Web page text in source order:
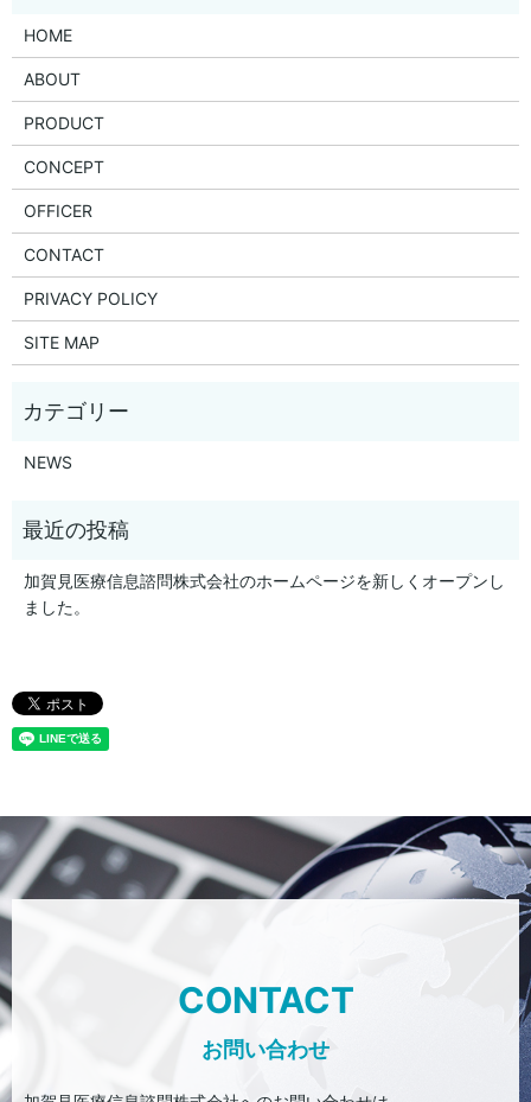
HOME
ABOUT
PRODUCT
CONCEPT
OFFICER
CONTACT
PRIVACY POLICY
SITE MAP
NEWS
加賀見医療信息諮問株式会社のホームページを新しくオープンし
ました。
CONTACT
お問い合わせ